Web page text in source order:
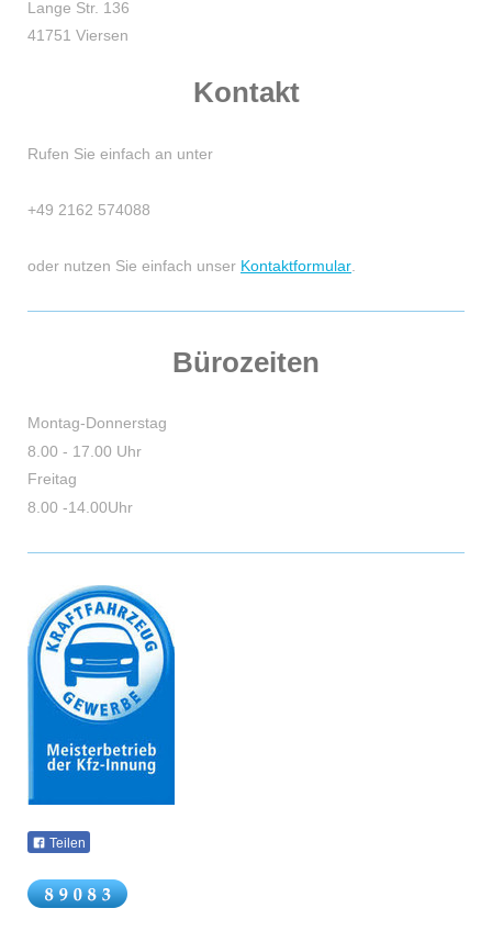
Lange Str. 136
41751 Viersen
Kontakt
Rufen Sie einfach an unter
+49 2162 574088
oder nutzen Sie einfach unser Kontaktformular
Bürozeiten
Montag-Donnerstag
8.00 - 17.00 Uhr
Freitag
8.00 -14.00Uhr
Teilen